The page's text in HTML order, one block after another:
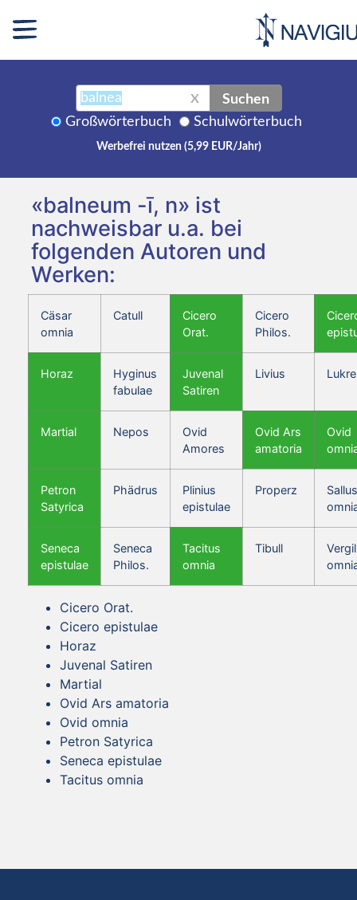
X Suchen
Großwörterbuch Schulwörterbuch
Werbefrei nutzen (5,99 EUR/Jahr)
«balneum -ī, n» ist
nachweisbar u.a. bei
folgenden Autoren und
Werken:
Cäsar
omnia
Catull
Cicero
Orat.
Cicero
Philos.
Horaz
Hyginus
fabulae
Juvenal
Satiren
Livius
Martial Nepos
Ovid
Amores
Ovid Ars
amatoria
Ovid
Petron
Satyrica
Phädrus
Plinius
epistulae
Properz
Seneca
epistulae
Seneca
Philos.
Tacitus
omnia
Tibull
Vergil
Cicero Orat.
Cicero epistulae
Horaz
Juvenal Satiren
Martial
Ovid Ars amatoria
Ovid omnia
Petron Satyrica
Seneca epistulae
Tacitus omnia